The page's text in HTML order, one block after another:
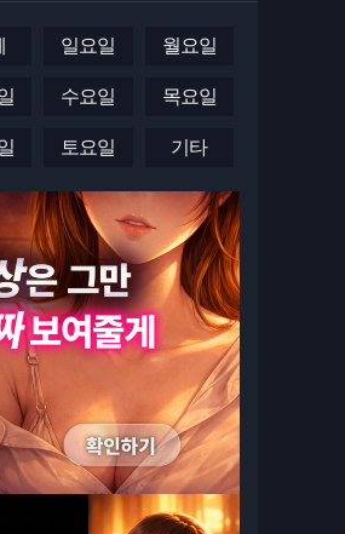
일요일 월요일
수요일 목요일
토요일 기타